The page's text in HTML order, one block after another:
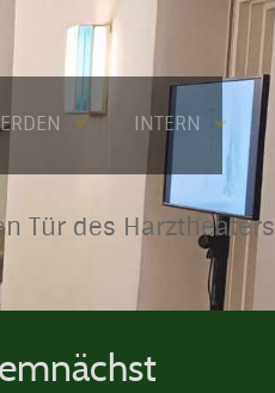
INTERN
Tür des Harztheaters